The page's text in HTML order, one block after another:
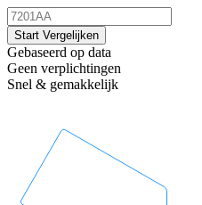
Start Vergelijken
Gebaseerd op data
Geen verplichtingen
Snel & gemakkelijk